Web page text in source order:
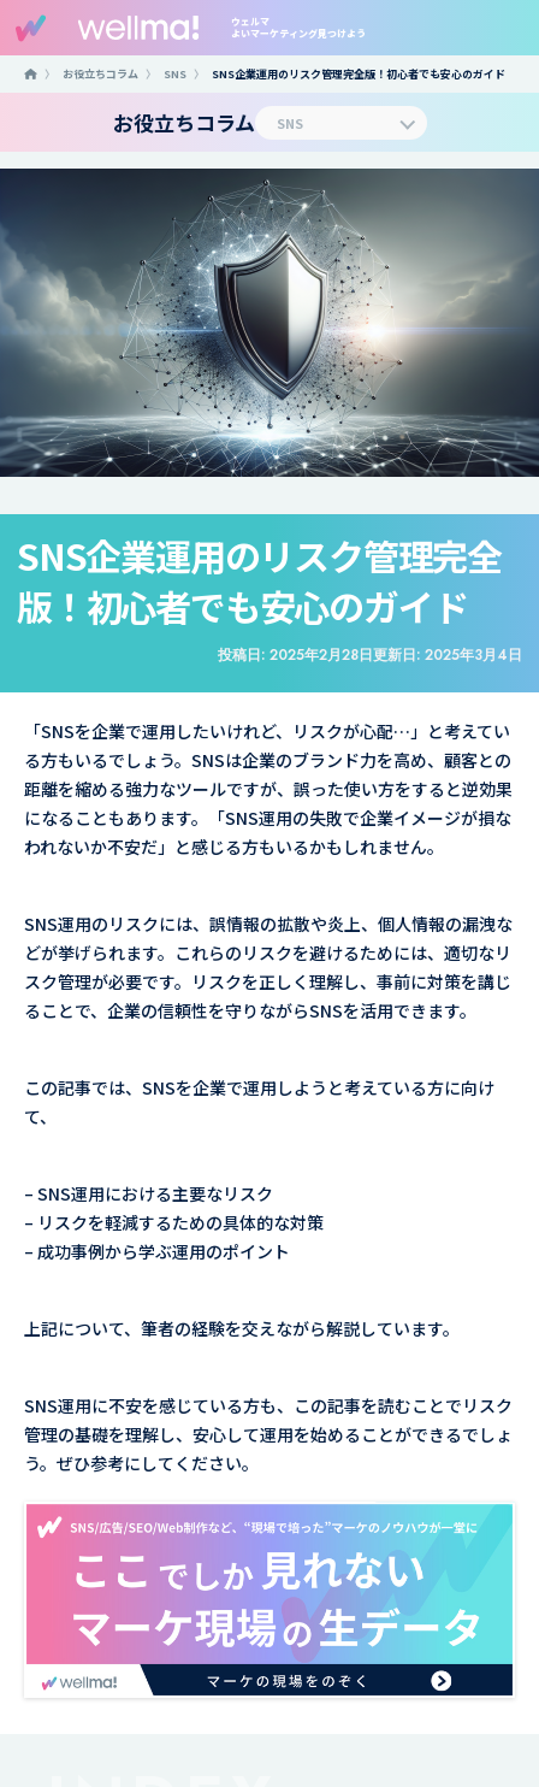
ウェルマ
よいマーケティング見つけよう
〉 お役立ちコラム 〉 SNS 〉 SNS企業運用のリスク管理完全版！初心者でも安心のガイド
お役立ちコラム
SNS企業運用のリスク管理完全
版！初心者でも安心のガイド
投稿日: 2025年2月28日更新日: 2025年3月4日
「SNSを企業で運用したいけれど、リスクが心配…」と考えてい
る方もいるでしょう。SNSは企業のブランド力を高め、顧客との
距離を縮める強力なツールですが、誤った使い方をすると逆効果
になることもあります。「SNS運用の失敗で企業イメージが損な
われないか不安だ」と感じる方もいるかもしれません。
SNS運用のリスクには、誤情報の拡散や炎上、個人情報の漏洩な
どが挙げられます。これらのリスクを避けるためには、適切なリ
スク管理が必要です。リスクを正しく理解し、事前に対策を講じ
ることで、企業の信頼性を守りながらSNSを活用できます。
この記事では、SNSを企業で運用しようと考えている方に向け
て、
– SNS運用における主要なリスク
– リスクを軽減するための具体的な対策
– 成功事例から学ぶ運用のポイント
上記について、筆者の経験を交えながら解説しています。
SNS運用に不安を感じている方も、この記事を読むことでリスク
管理の基礎を理解し、安心して運用を始めることができるでしょ
う。ぜひ参考にしてください。